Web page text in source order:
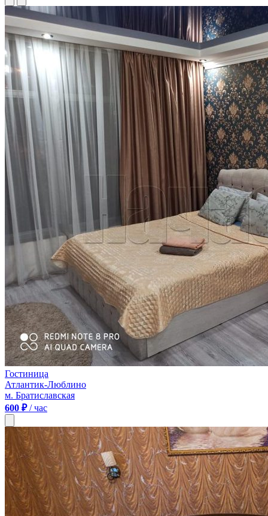
Гостиница
Атлантик-Люблино
м. Братиславская
600 ₽/ час